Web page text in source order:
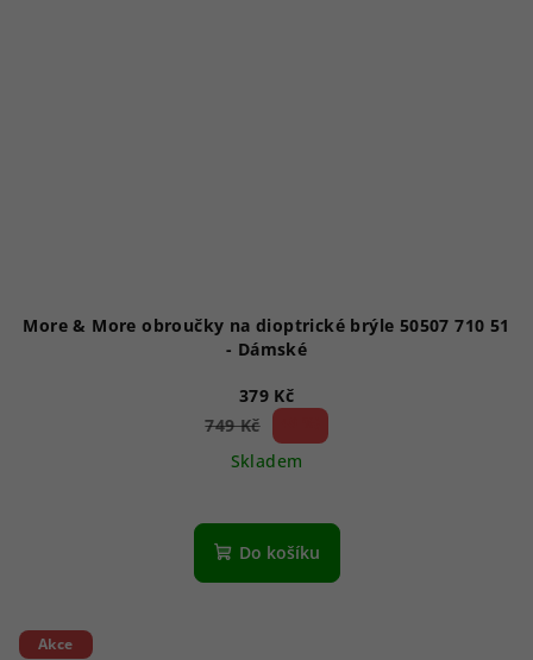
More & More obroučky na dioptrické brýle 50507 710 51
- Dámské
379 Kč
749 Kč
Skladem
Do košíku
Akce